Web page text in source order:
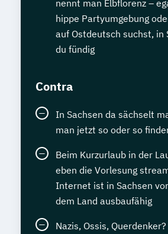
nennt man Elbflorenz –
hippe Partyumgebung
auf Ostdeutsch suchst, in
du fündig
Contra
In Sachsen da sächselt
man jetzt so oder so
Beim Kurzurlaub in der
eben die Vorlesung
Internet ist in Sachsen
dem Land ausbaufähig
Nazis, Ossis, Querdenker?